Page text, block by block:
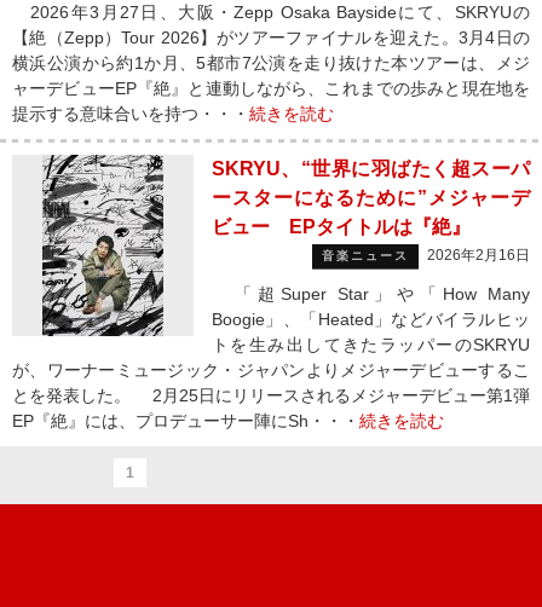
2026年3月27日、大阪・Zepp Osaka Baysideにて、SKRYUの
【絶（Zepp）Tour 2026】がツアーファイナルを迎えた。3月4日の
横浜公演から約1か月、5都市7公演を走り抜けた本ツアーは、メジ
ャーデビューEP『絶』と連動しながら、これまでの歩みと現在地を
提示する意味合いを持つ・・・ 続きを読む
SKRYU、“世界に羽ばたく超スーパ
ースターになるために”メジャーデ
ビュー EPタイトルは『絶』
音楽ニュース 2026年2月16日
「超Super Star」や「How Many
Boogie」、「Heated」などバイラルヒッ
トを生み出してきたラッパーのSKRYU
が、ワーナーミュージック・ジャパンよりメジャーデビューするこ
とを発表した。 2月25日にリリースされるメジャーデビュー第1弾
EP『絶』には、プロデューサー陣にSh・・・ 続きを読む
1